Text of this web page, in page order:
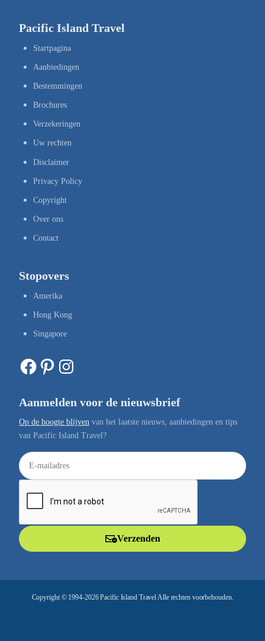
Pacific Island Travel
Startpagina
Aanbiedingen
Bestemmingen
Brochures
Verzekeringen
Uw rechten
Disclaimer
Privacy Policy
Copyright
Over ons
Contact
Stopovers
Amerika
Hong Kong
Singapore
Facebook Pinterest Instagram
Aanmelden voor de nieuwsbrief
Op de hoogte blijven van het laatste nieuws, aanbiedingen en tips
van Pacific Island Travel?
E
-
a
Verzenden
Copyright © 1994-2026 Pacific Island Travel Alle rechten voorbehouden.